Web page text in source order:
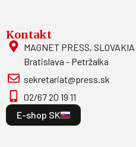
Kontakt
MAGNET PRESS,
Bratislava - Petržalka
sekretariat@press.sk
02/67 20 19 11
E-shop SK